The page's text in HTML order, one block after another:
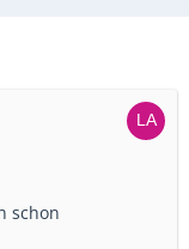
schon